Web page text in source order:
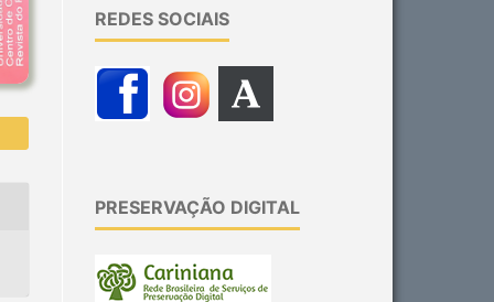
REDES SOCIAIS
PRESERVAÇÃO DIGITAL